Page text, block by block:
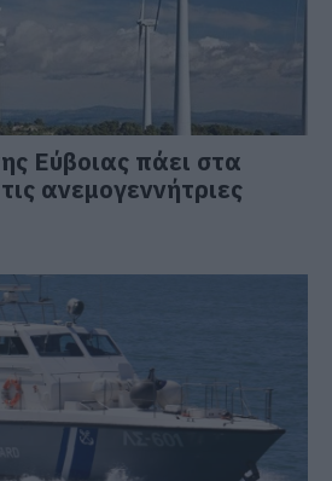
Εύβοιας πάει στα
ανεμογεννήτριες